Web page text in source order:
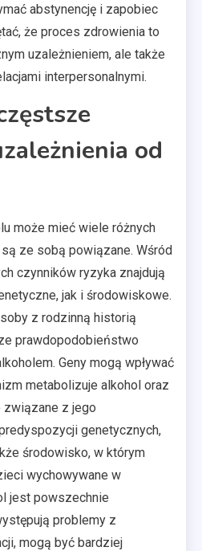
abstynencję i zapobiec
że proces zdrowienia to
uzależnieniem, ale także
interpersonalnymi.
od
może mieć wiele różnych
ze sobą powiązane. Wśród
czynników ryzyka znajdują
jak i środowiskowe.
z rodzinną historią
prawdopodobieństwo
Geny mogą wpływać
metabolizuje alkohol oraz
związane z jego
genetycznych,
środowisko, w którym
wychowywane w
jest powszechnie
problemy z
mogą być bardziej